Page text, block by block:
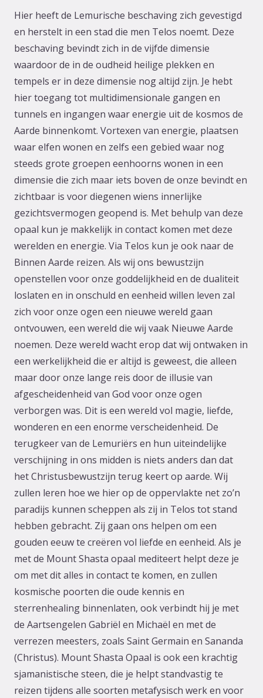
Hier heeft de Lemurische beschaving zich gevestigd
en herstelt in een stad die men Telos noemt. Deze
beschaving bevindt zich in de vijfde dimensie
waardoor de in de oudheid heilige plekken en
tempels er in deze dimensie nog altijd zijn. Je hebt
hier toegang tot multidimensionale gangen en
tunnels en ingangen waar energie uit de kosmos de
Aarde binnenkomt. Vortexen van energie, plaatsen
waar elfen wonen en zelfs een gebied waar nog
steeds grote groepen eenhoorns wonen in een
dimensie die zich maar iets boven de onze bevindt en
zichtbaar is voor diegenen wiens innerlijke
gezichtsvermogen geopend is. Met behulp van deze
opaal kun je makkelijk in contact komen met deze
werelden en energie. Via Telos kun je ook naar de
Binnen Aarde reizen. Als wij ons bewustzijn
openstellen voor onze goddelijkheid en de dualiteit
loslaten en in onschuld en eenheid willen leven zal
zich voor onze ogen een nieuwe wereld gaan
ontvouwen, een wereld die wij vaak Nieuwe Aarde
noemen. Deze wereld wacht erop dat wij ontwaken in
een werkelijkheid die er altijd is geweest, die alleen
maar door onze lange reis door de illusie van
afgescheidenheid van God voor onze ogen
verborgen was. Dit is een wereld vol magie, liefde,
wonderen en een enorme verscheidenheid. De
terugkeer van de Lemuriërs en hun uiteindelijke
verschijning in ons midden is niets anders dan dat
het Christusbewustzijn terug keert op aarde. Wij
zullen leren hoe we hier op de oppervlakte net zo’n
paradijs kunnen scheppen als zij in Telos tot stand
hebben gebracht. Zij gaan ons helpen om een
gouden eeuw te creëren vol liefde en eenheid. Als je
met de Mount Shasta opaal mediteert helpt deze je
om met dit alles in contact te komen, en zullen
kosmische poorten die oude kennis en
sterrenhealing binnenlaten, ook verbindt hij je met
de Aartsengelen Gabriël en Michaël en met de
verrezen meesters, zoals Saint Germain en Sananda
(Christus). Mount Shasta Opaal is ook een krachtig
sjamanistische steen, die je helpt standvastig te
reizen tijdens alle soorten metafysisch werk en voor